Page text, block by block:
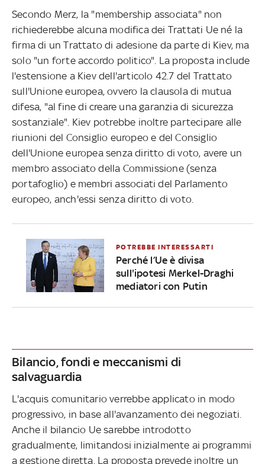
Secondo Merz, la "membership associata" non
richiederebbe alcuna modifica dei Trattati Ue né la
firma di un Trattato di adesione da parte di Kiev, ma
solo "un forte accordo politico". La proposta include
l'estensione a Kiev dell'articolo 42.7 del Trattato
sull'Unione europea, ovvero la clausola di mutua
difesa, "al fine di creare una garanzia di sicurezza
sostanziale". Kiev potrebbe inoltre partecipare alle
riunioni del Consiglio europeo e del Consiglio
dell'Unione europea senza diritto di voto, avere un
membro associato della Commissione (senza
portafoglio) e membri associati del Parlamento
europeo, anch'essi senza diritto di voto.
POTREBBE INTERESSARTI
Perché l’Ue è divisa
sull'ipotesi Merkel-Draghi
mediatori con Putin
Bilancio, fondi e meccanismi di
salvaguardia
L'acquis comunitario verrebbe applicato in modo
progressivo, in base all'avanzamento dei negoziati.
Anche il bilancio Ue sarebbe introdotto
gradualmente, limitandosi inizialmente ai programmi
a gestione diretta. La proposta prevede inoltre un